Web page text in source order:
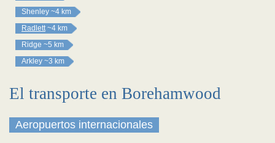
Shenley ~4 km
Radlett ~4 km
Ridge ~5 km
Arkley ~3 km
El transporte en Borehamwood
Aeropuertos internacionales